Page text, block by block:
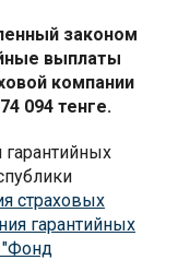
законом
выплаты
компании
094 тенге.
страховых
гарантийных